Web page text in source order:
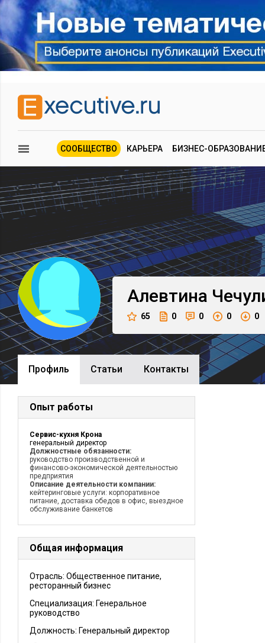
СООБЩЕСТВО КАРЬЕРА БИЗНЕС-
Алевтина
65 0 0 0 0
Профиль Cтатьи Контакты
Опыт работы
Сервис-кухня Крона
генеральный директор
Должностные обязанности:
руководство производственной и
финансово-экономической деятельностью
предприятия
Описание деятельности компании:
кейтеринговые услуги: корпоративное
питание, доставка обедов в офис, выездное
обслуживание банкетов
Общая информация
Отрасль: Общественное питание,
ресторанный бизнес
Специализация: Генеральное
руководство
Должность: Генеральный директор